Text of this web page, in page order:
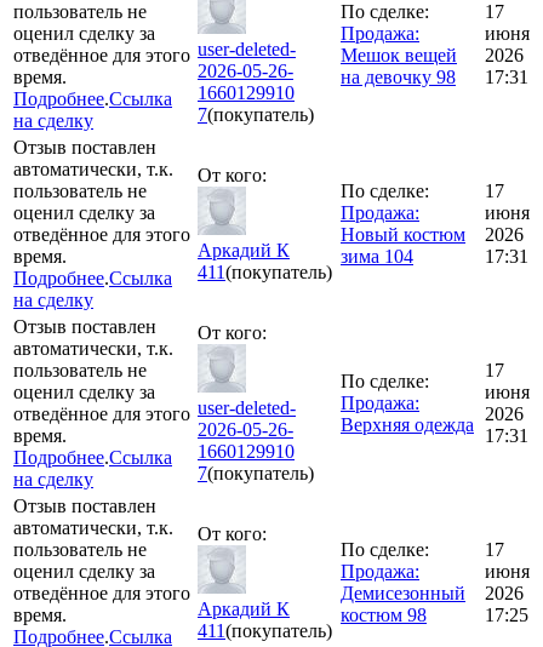
пользователь не
оценил сделку за
отведённое для этого
время.
Подробнее.Ссылка
на сделку
user-deleted-
2026-05-26-
1660129910
7(покупатель)
По сделке:
Продажа:
Мешок вещей
на девочку 98
17
июня
2026
17:31
Отзыв поставлен
автоматически, т.к.
пользователь не
оценил сделку за
отведённое для этого
время.
Подробнее.Ссылка
на сделку
От кого:
Аркадий К
411(покупатель)
По сделке:
Продажа:
Новый костюм
зима 104
17
июня
2026
17:31
Отзыв поставлен
автоматически, т.к.
пользователь не
оценил сделку за
отведённое для этого
время.
Подробнее.Ссылка
на сделку
От кого:
user-deleted-
2026-05-26-
1660129910
7(покупатель)
По сделке:
Продажа:
Верхняя одежда
17
июня
2026
17:31
Отзыв поставлен
автоматически, т.к.
пользователь не
оценил сделку за
отведённое для этого
время.
Подробнее.Ссылка
От кого:
Аркадий К
411(покупатель)
По сделке:
Продажа:
Демисезонный
костюм 98
17
июня
2026
17:25